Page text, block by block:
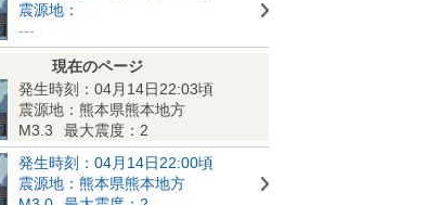
震源地：
---
現在のページ
発生時刻：04月14日22:03頃
震源地：熊本県熊本地方
M3.3
最大震度：2
発生時刻：04月14日22:00頃
震源地：熊本県熊本地方